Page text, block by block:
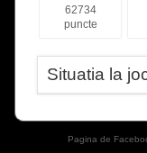
62734
puncte
Situatia la
Pagina de